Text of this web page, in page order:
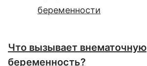
беременности
Что вызывает внематочную
беременность?